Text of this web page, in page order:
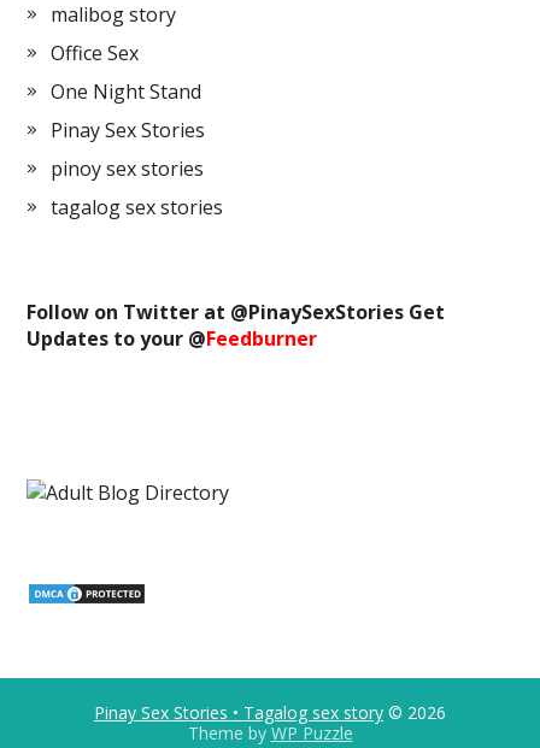
malibog story
Office Sex
One Night Stand
Pinay Sex Stories
pinoy sex stories
tagalog sex stories
Follow on Twitter at @PinaySexStories Get
Updates to your @Feedburner
Pinay Sex Stories • Tagalog sex story © 2026
Theme by WP Puzzle